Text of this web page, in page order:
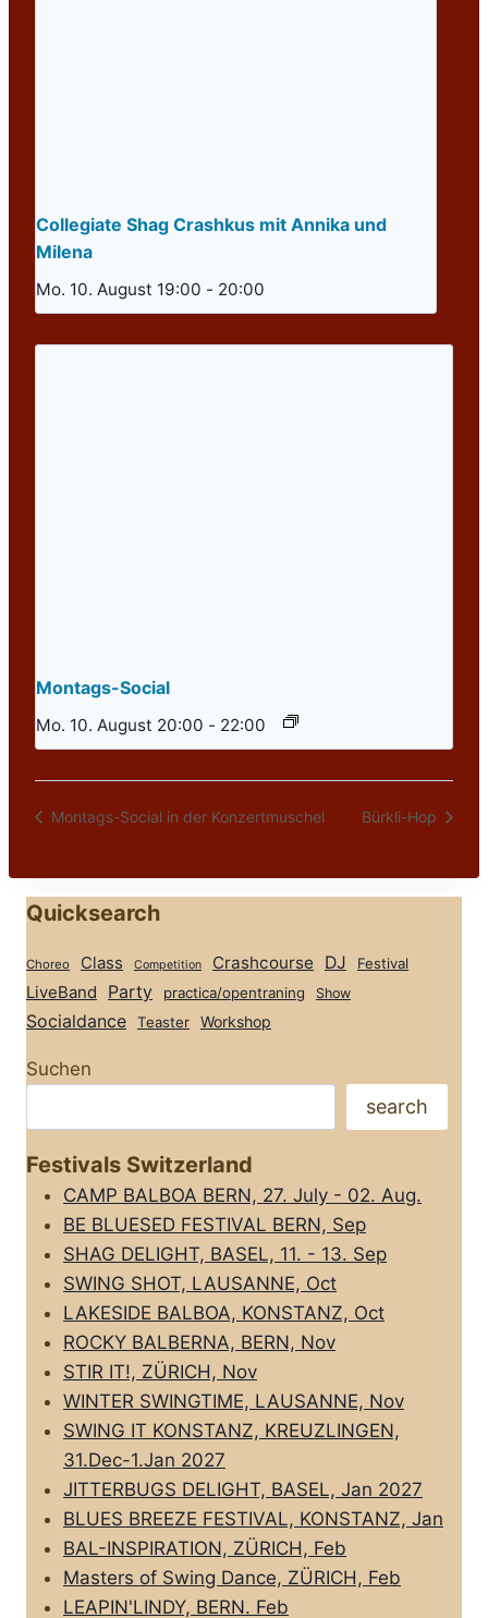
Collegiate Shag Crashkus mit Annika und
Milena
Mo. 10. August 19:00 - 20:00
Montags-Social
Mo. 10. August 20:00 - 22:00
Montags-Social in der Konzertmuschel Bürkli-Hop
Quicksearch
Choreo Class Competition Crashcourse DJ Festival
LiveBand Party practica/opentraning Show
Socialdance Teaster Workshop
Suchen
search
Festivals Switzerland
CAMP BALBOA BERN, 27. July - 02. Aug.
BE BLUESED FESTIVAL BERN, Sep
SHAG DELIGHT, BASEL, 11. - 13. Sep
SWING SHOT, LAUSANNE, Oct
LAKESIDE BALBOA, KONSTANZ, Oct
ROCKY BALBERNA, BERN, Nov
STIR IT!, ZÜRICH, Nov
WINTER SWINGTIME, LAUSANNE, Nov
SWING IT KONSTANZ, KREUZLINGEN,
31.Dec-1.Jan 2027
JITTERBUGS DELIGHT, BASEL, Jan 2027
BLUES BREEZE FESTIVAL, KONSTANZ, Jan
BAL-INSPIRATION, ZÜRICH, Feb
Masters of Swing Dance, ZÜRICH, Feb
LEAPIN'LINDY, BERN. Feb